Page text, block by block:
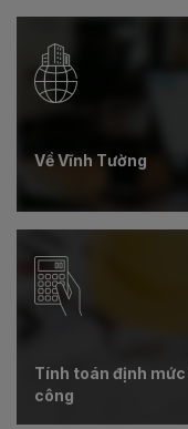
Về Vĩnh Tường
Tính toán định
công